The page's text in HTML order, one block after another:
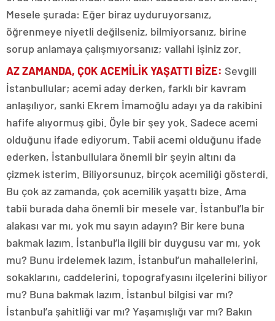
Mesele şurada: Eğer biraz uyduruyorsanız,
öğrenmeye niyetli değilseniz, bilmiyorsanız, birine
sorup anlamaya çalışmıyorsanız; vallahi işiniz zor.
AZ ZAMANDA, ÇOK ACEMİLİK YAŞATTI BİZE: Sevgili
İstanbullular; acemi aday derken, farklı bir kavram
anlaşılıyor, sanki Ekrem İmamoğlu adayı ya da rakibini
hafife alıyormuş gibi. Öyle bir şey yok. Sadece acemi
olduğunu ifade ediyorum. Tabii acemi olduğunu ifade
ederken, İstanbullulara önemli bir şeyin altını da
çizmek isterim. Biliyorsunuz, birçok acemiliği gösterdi.
Bu çok az zamanda, çok acemilik yaşattı bize. Ama
tabii burada daha önemli bir mesele var. İstanbul’la bir
alakası var mı, yok mu sayın adayın? Bir kere buna
bakmak lazım. İstanbul’la ilgili bir duygusu var mı, yok
mu? Bunu irdelemek lazım. İstanbul’un mahallelerini,
sokaklarını, caddelerini, topografyasını ilçelerini biliyor
mu? Buna bakmak lazım. İstanbul bilgisi var mı?
İstanbul’a şahitliği var mı? Yaşamışlığı var mı? Bakın